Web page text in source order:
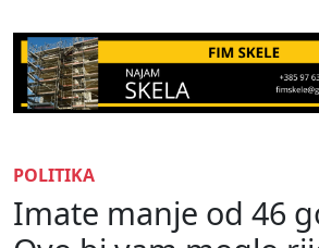
POLITIKA
Imate manje od 46